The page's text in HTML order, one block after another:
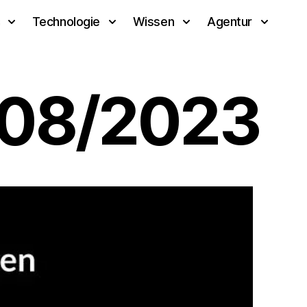
Technologie Wissen Agentur
2023